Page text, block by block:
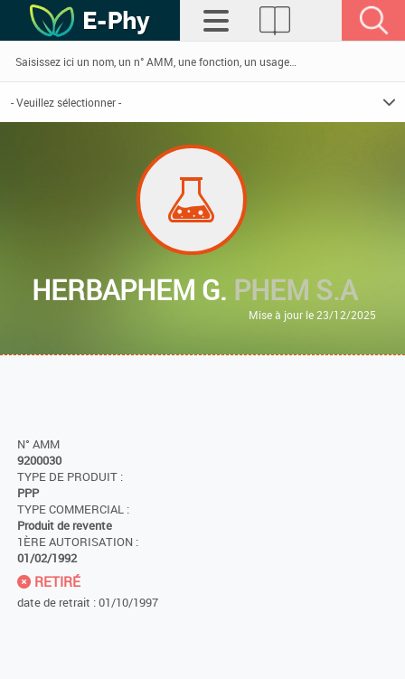
HERBAPHEM G. PHEM S.A
Mise à jour le 23/12/2025
N° AMM
9200030
TYPE DE PRODUIT :
PPP
TYPE COMMERCIAL :
Produit de revente
1ÈRE AUTORISATION :
01/02/1992
RETIRÉ
date de retrait : 01/10/1997